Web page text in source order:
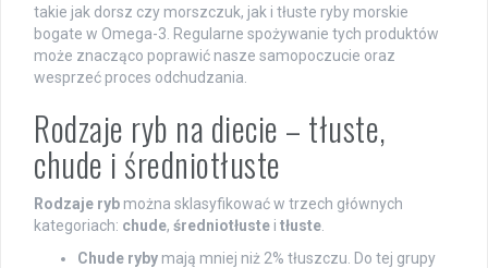
takie jak dorsz czy morszczuk, jak i tłuste ryby morskie
bogate w Omega-3. Regularne spożywanie tych produktów
może znacząco poprawić nasze samopoczucie oraz
wesprzeć proces odchudzania.
Rodzaje ryb na diecie – tłuste,
chude i średniotłuste
Rodzaje ryb można sklasyfikować w trzech głównych
kategoriach: chude, średniotłuste i tłuste
Chude ryby mają mniej niż 2% tłuszczu. Do tej grupy